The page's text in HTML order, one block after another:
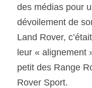
des médias pour
dévoilement de
Land Rover,
leur « alignement
petit des Range
Rover Sport.